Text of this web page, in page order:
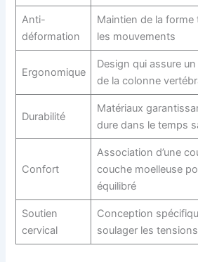
Anti-
déformation
Maintien de la forme
les mouvements
Ergonomique
Design qui assure
de la colonne
Durabilité
Matériaux
dure dans le temps
Confort
Association d’une
couche moelleuse
équilibré
Soutien
cervical
Conception
soulager les